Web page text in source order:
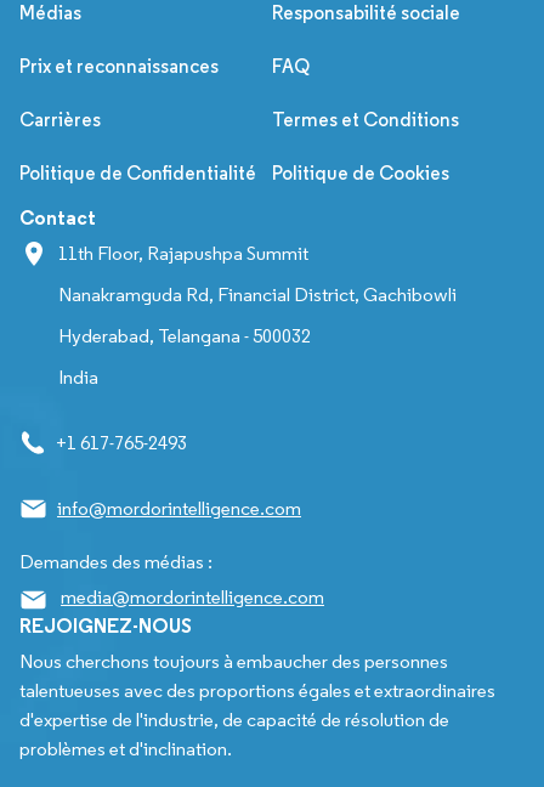
Médias Responsabilité sociale
Prix et reconnaissances FAQ
Carrières Termes et Conditions
Politique de Confidentialité Politique de Cookies
Contact
11th Floor, Rajapushpa Summit
Nanakramguda Rd, Financial District, Gachibowli
Hyderabad, Telangana - 500032
India
+1 617-765-2493
info@mordorintelligence.com
Demandes des médias :
media@mordorintelligence.com
REJOIGNEZ-NOUS
Nous cherchons toujours à embaucher des personnes
talentueuses avec des proportions égales et extraordinaires
d'expertise de l'industrie, de capacité de résolution de
problèmes et d'inclination.